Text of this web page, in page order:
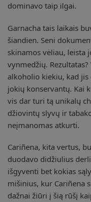
dominavo taip ilgai.
Garnacha tais laikais
šiandien. Seni
skinamos vėliau, leista
vynmedžių.
alkoholio kiekiu, kad
jokių konservantų. Kai
vis dar turi tą unikalų
džiovintų slyvų ir
neįmanomas atkurti.
Cariñena, kita vertus,
duodavo didžiulius
išgyventi bet kokias
mišinius, kur Cariñena
dažnai žiūri į šią rūšį